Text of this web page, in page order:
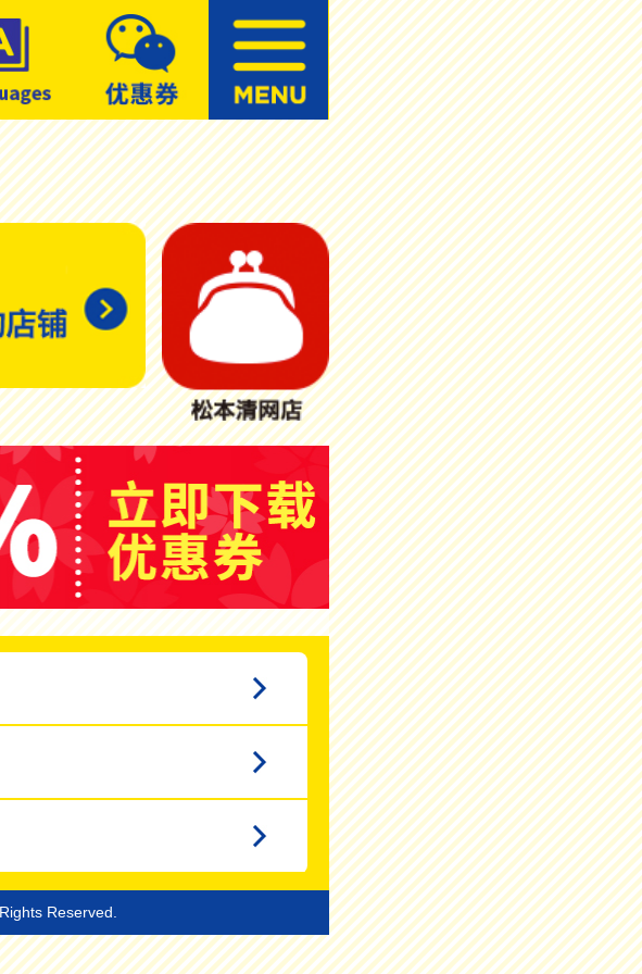
Reserved.